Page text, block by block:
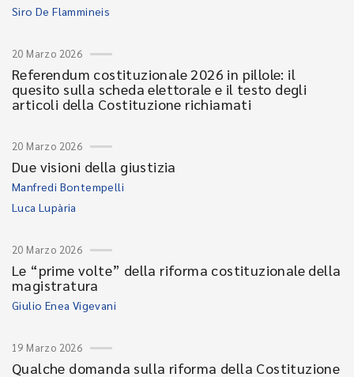
Siro De Flammineis
20 Marzo 2026
Referendum costituzionale 2026 in pillole: il
quesito sulla scheda elettorale e il testo degli
articoli della Costituzione richiamati
20 Marzo 2026
Due visioni della giustizia
Manfredi Bontempelli
Luca Lupària
20 Marzo 2026
Le “prime volte” della riforma costituzionale della
magistratura
Giulio Enea Vigevani
19 Marzo 2026
Qualche domanda sulla riforma della Costituzione